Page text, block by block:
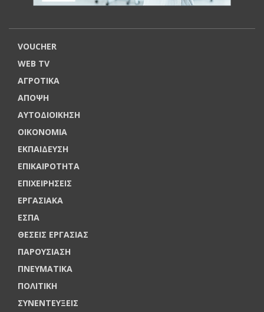
VOUCHER
WEB TV
ΑΓΡΟΤΙΚΑ
ΑΠΟΨΗ
ΑΥΤΟΔΙΟΙΚΗΣΗ
ΟΙΚΟΝΟΜΙΑ
ΕΚΠΑΙΔΕΥΣΗ
ΕΠΙΚΑΙΡΟΤΗΤΑ
ΕΠΙΧΕΙΡΗΣΕΙΣ
ΕΡΓΑΣΙΑΚΑ
ΕΣΠΑ
ΘΕΣΕΙΣ ΕΡΓΑΣΙΑΣ
ΠΑΡΟΥΣΙΑΣΗ
ΠΝΕΥΜΑΤΙΚΑ
ΠΟΛΙΤΙΚΗ
ΣΥΝΕΝΤΕΥΞΕΙΣ